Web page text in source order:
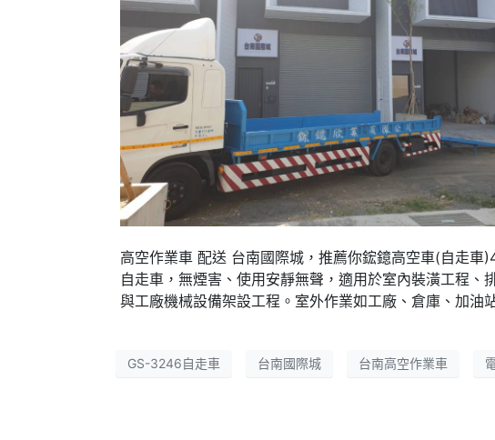
高空作業車 配送 台南國際城，推薦你鋐鐿高空車(自走
自走車，無煙害、使用安靜無聲，適用於室內裝潢工程
與工廠機械設備架設工程。室外作業如工廠、倉庫、加
GS-3246自走車 台南國際城 台南高空作業車